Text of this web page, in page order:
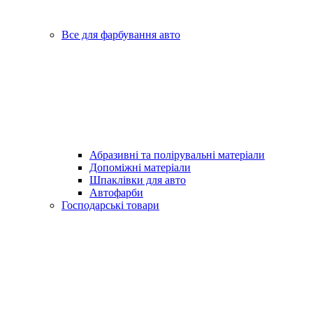
Все для фарбування авто
Абразивні та полірувальні матеріали
Допоміжні матеріали
Шпаклівки для авто
Автофарби
Господарські товари